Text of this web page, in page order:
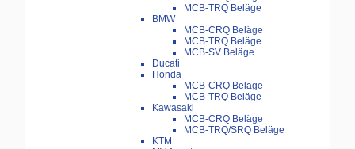
MCB-TRQ Beläge
BMW
MCB-CRQ Beläge
MCB-TRQ Beläge
MCB-SV Beläge
Ducati
Honda
MCB-CRQ Beläge
MCB-TRQ Beläge
Kawasaki
MCB-CRQ Beläge
MCB-TRQ/SRQ Beläge
KTM